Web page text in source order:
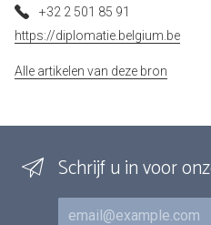
+32 2 501 85 91
https://diplomatie.belgium.be
Alle artikelen van deze bron
Schrijf u in voor
E-mail